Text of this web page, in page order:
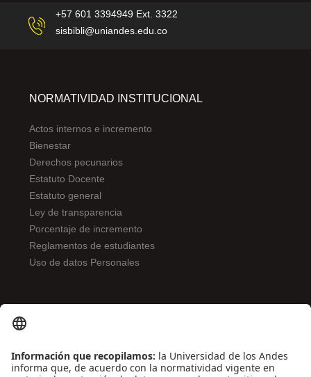
+57 601 3394949 Ext. 3322
sisbibli@uniandes.edu.co
NORMATIVIDAD INSTITUCIONAL
Actos internos e incremento
Bienestar
Derechos pecunarios
Estatuto Docente
Estatuto general
Ley de transparencia
Porcentaje de incremento
Reglamentos de estudiantes
Uso de datos Personales
Contáctenos
Biblioguías